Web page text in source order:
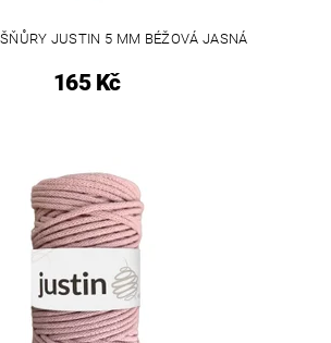
JUSTIN 5 MM BÉŽOVÁ JASNÁ
165 Kč